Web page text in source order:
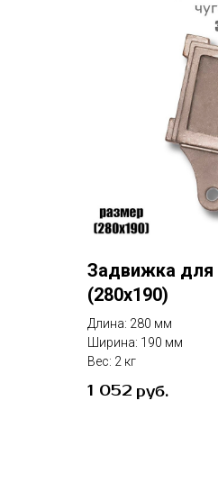
Задвижка для
(280х190)
Длина: 280 мм
Ширина: 190 мм
Вес: 2 кг
1 052 руб.